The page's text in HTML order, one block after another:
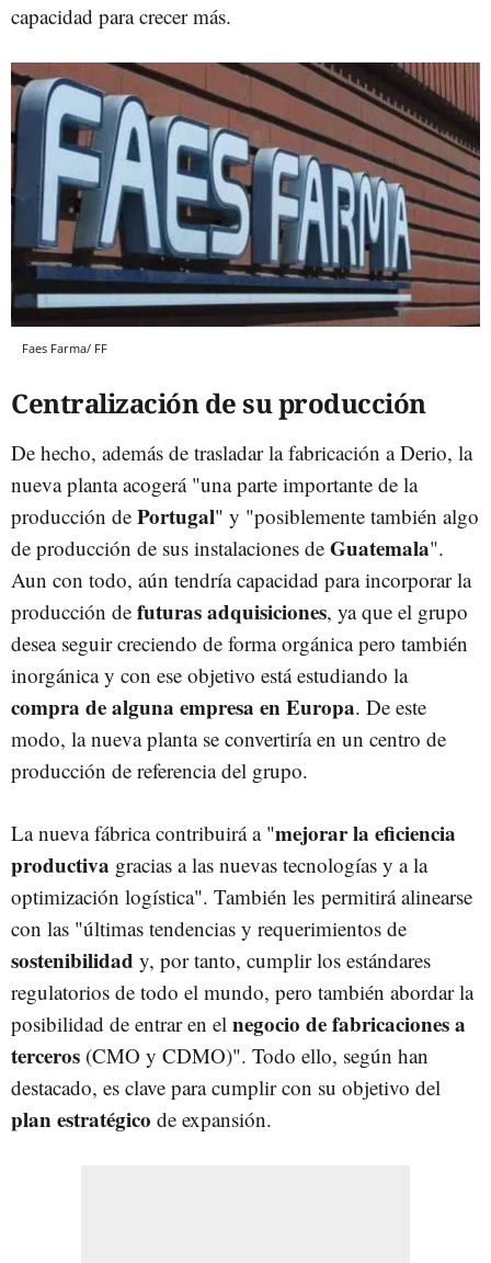
capacidad para crecer más.
Faes Farma/ FF
Centralización de su producción
De hecho, además de trasladar la fabricación a Derio, la
nueva planta acogerá "unaparte importante de la
producción de Portugal" y "posiblemente también algo
de producción de sus instalaciones de Guatemala".
Aun con todo, aún tendría capacidad para incorporar la
producción de futuras adquisiciones, ya que el grupo
desea seguir creciendo de forma orgánica pero también
inorgánica y con ese objetivo está estudiando la
compra de alguna empresa en Europa. De este
modo, la nueva planta se convertiría en un centro de
producción de referencia del grupo.
La nueva fábrica contribuirá a "mejorar la eficiencia
productiva gracias a las nuevas tecnologías y a la
optimización logística". También les permitirá alinearse
con las "últimas tendencias y requerimientos de
sostenibilidad y, por tanto, cumplir los estándares
regulatorios de todo el mundo, pero también abordar la
posibilidad de entrar en el negocio de fabricaciones a
terceros (CMO y CDMO)". Todo ello, según han
destacado, es clave para cumplir con su objetivo del
plan estratégico de expansión.